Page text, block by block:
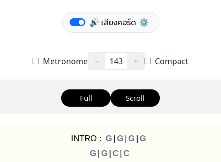
🔊 เสียงคอร์ด ⚙️
Metronome − 143 + Compact
Full Scroll
INTRO : G | G | G | G
G | G | C | C